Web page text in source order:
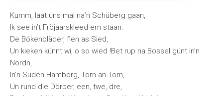
Kumm, laat uns mal na’n Schüberg gaan,
Ik see in’t Fröjaarskleed em staan.
De Bökenbläder, fien as Sied,
Un kieken künnt wi, o so wied !Bet rup na Bossel günt in’n
Nordn,
In’n Süden Hamborg, Torn an Torn,
Un rund die Dörper, een, twe, dre,